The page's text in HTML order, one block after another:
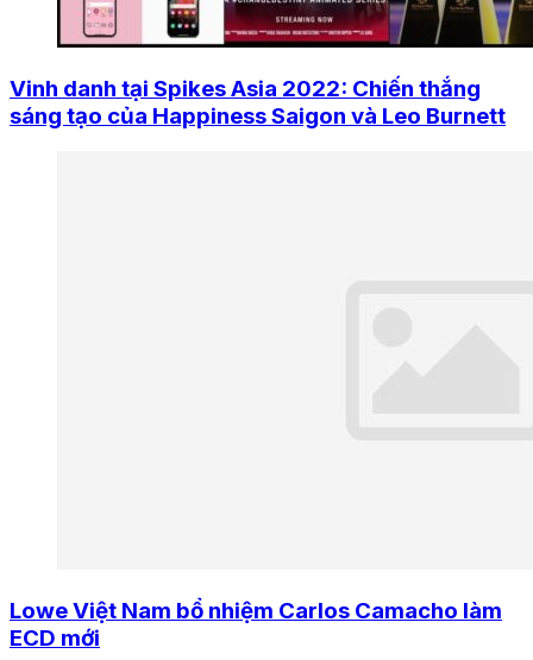
Vinh danh tại Spikes Asia 2022: Chiến thắng
sáng tạo của Happiness Saigon và Leo Burnett
Lowe Việt Nam bổ nhiệm Carlos Camacho làm
ECD mới